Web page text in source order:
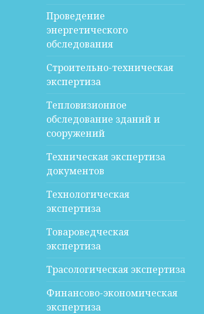
Проведение
энергетического
обследования
Строительно-техническая
экспертиза
Тепловизионное
обследование зданий и
сооружений
Техническая экспертиза
документов
Технологическая
экспертиза
Товароведческая
экспертиза
Трасологическая экспертиза
Финансово-экономическая
экспертиза